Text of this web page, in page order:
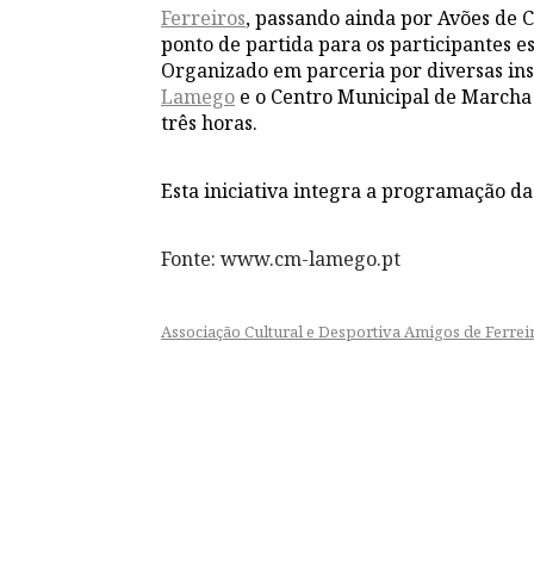
Ferreiros, passando ainda por Avões de
ponto de partida para os participantes
Organizado em parceria por diversas
Lamego e o Centro Municipal de
três horas.
Esta iniciativa integra a programação
Fonte: www.cm-lamego.pt
Associação Cultural e Desportiva Amigos de